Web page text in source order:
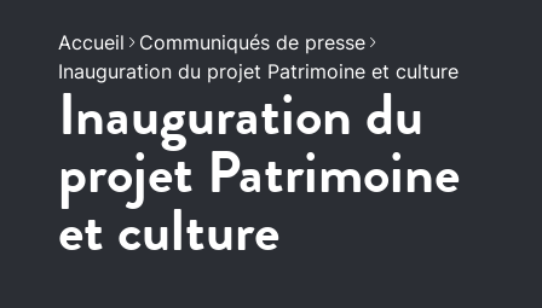
Accueil
Communiqués de presse
Inauguration du projet Patrimoine et culture
Inauguration du
projet Patrimoine
et culture